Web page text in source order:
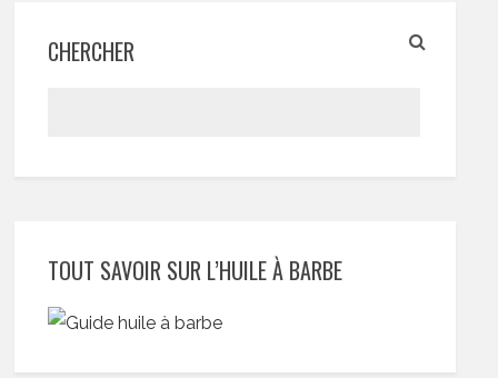
CHERCHER
TOUT SAVOIR SUR L’HUILE À BARBE